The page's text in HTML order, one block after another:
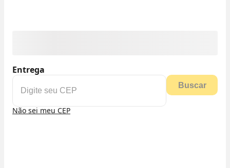
Entrega
Buscar
Não sei meu CEP